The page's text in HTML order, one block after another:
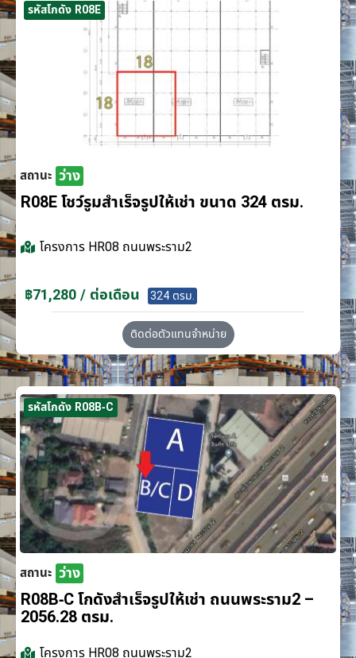
รหัสโกดัง R08E
สถานะ ว่าง
R08E โชว์รูมสำเร็จรูปให้เช่า ขนาด 324 ตรม.
โครงการ HR08 ถนนพระราม2
฿71,280 / ต่อเดือน 324 ตรม.
ติดต่อตัวแทนจำหน่าย
รหัสโกดัง R08B-C
สถานะ ว่าง
R08B-C โกดังสำเร็จรูปให้เช่า ถนนพระราม2 –
2056.28 ตรม.
โครงการ HR08 ถนนพระราม2